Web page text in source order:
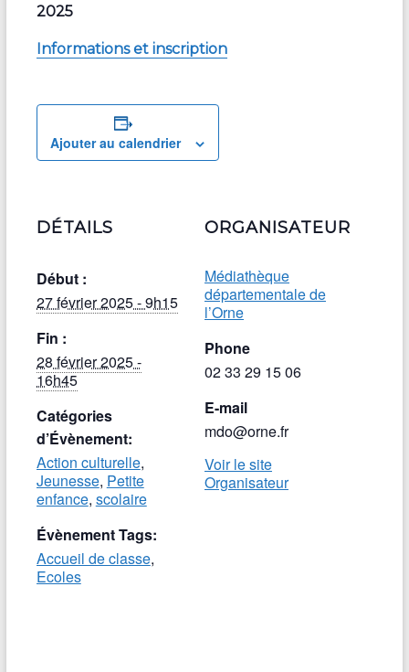
2025
Informations et inscription
Ajouter au calendrier
DÉTAILS
Début :
27 février 2025 - 9h15
Fin :
28 février 2025 -
16h45
Catégories
d’Évènement:
Action culturelle,
Jeunesse, Petite
enfance, scolaire
Évènement Tags:
Accueil de classe,
Ecoles
ORGANISATEUR
Médiathèque
départementale de
l’Orne
Phone
02 33 29 15 06
E-mail
mdo@orne.fr
Voir le site
Organisateur